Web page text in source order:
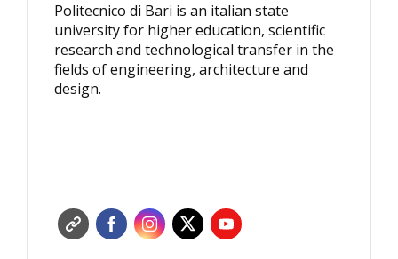
Politecnico di Bari is an italian state
university for higher education, scientific
research and technological transfer in the
fields of engineering, architecture and
design.